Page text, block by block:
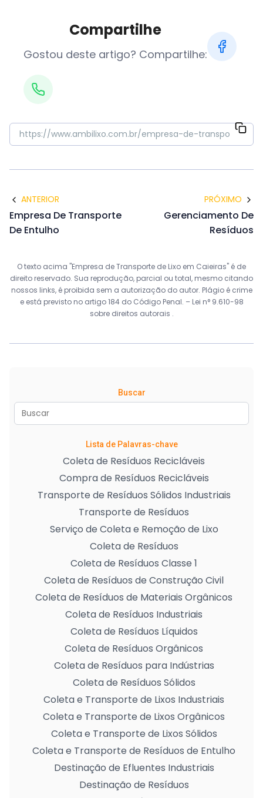
Compartilhe
Gostou deste artigo? Compartilhe:
ANTERIOR
Empresa De Transporte
De Entulho
PRÓXIMO
Gerenciamento De
Resíduos
O texto acima "Empresa de Transporte de Lixo em Caieiras" é de
direito reservado. Sua reprodução, parcial ou total, mesmo citando
nossos links, é proibida sem a autorização do autor. Plágio é crime
e está previsto no artigo 184 do Código Penal. – Lei n° 9.610-98
sobre direitos autorais .
Buscar
Lista de Palavras-chave
Coleta de Resíduos Recicláveis
Compra de Resíduos Recicláveis
Transporte de Resíduos Sólidos Industriais
Transporte de Resíduos
Serviço de Coleta e Remoção de Lixo
Coleta de Resíduos
Coleta de Resíduos Classe 1
Coleta de Resíduos de Construção Civil
Coleta de Resíduos de Materiais Orgânicos
Coleta de Resíduos Industriais
Coleta de Resíduos Líquidos
Coleta de Resíduos Orgânicos
Coleta de Resíduos para Indústrias
Coleta de Resíduos Sólidos
Coleta e Transporte de Lixos Industriais
Coleta e Transporte de Lixos Orgânicos
Coleta e Transporte de Lixos Sólidos
Coleta e Transporte de Resíduos de Entulho
Destinação de Efluentes Industriais
Destinação de Resíduos